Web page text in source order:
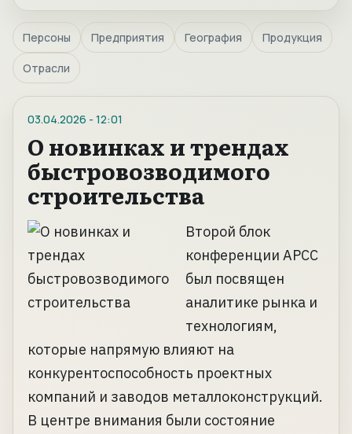
Персоны Предприятия География Продукция
Отрасли
03.04.2026 - 12:01
О новинках и трендах
быстровозводимого
строительства
Второй блок
конференции АРСС
был посвящен
аналитике рынка и
технологиям,
которые напрямую влияют на
конкурентоспособность проектных
компаний и заводов металлоконструкций.
В центре внимания были состояние